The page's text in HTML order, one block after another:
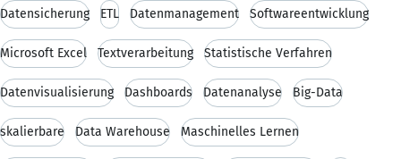
Datensicherung ETL Datenmanagement Softwareentwicklung
Microsoft Excel Textverarbeitung Statistische Verfahren
Datenvisualisierung Dashboards Datenanalyse Big-Data
skalierbare Data Warehouse Maschinelles Lernen